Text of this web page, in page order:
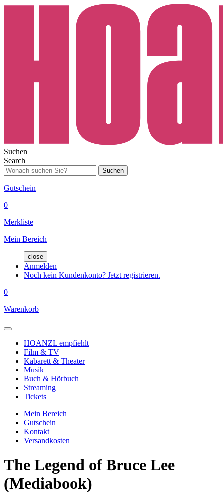
Suchen
Search
Suchen
Gutschein
0
Merkliste
Mein Bereich
close
Anmelden
Noch kein Kundenkonto? Jetzt registrieren.
0
Warenkorb
HOANZL empfiehlt
Film & TV
Kabarett & Theater
Musik
Buch & Hörbuch
Streaming
Tickets
Mein Bereich
Gutschein
Kontakt
Versandkosten
The Legend of Bruce Lee
(Mediabook)